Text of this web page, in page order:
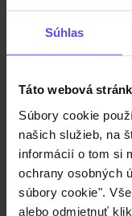
Súhlas
Táto webová
Súbory cookie
našich služieb, na
informácií o tom si
ochrany osobných
súbory cookie".
alebo odmietnuť
Odoslanie do 1
Detaily
Zloženie